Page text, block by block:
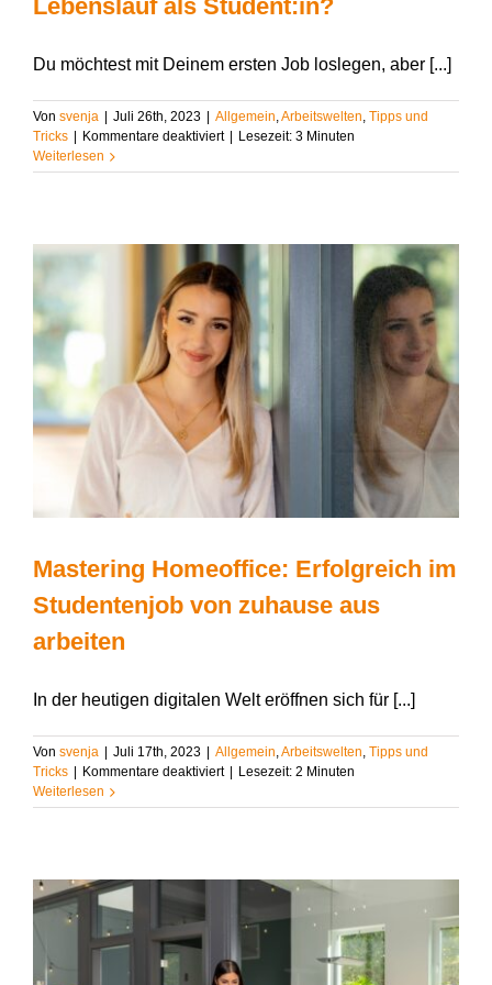
Lebenslauf als Student:in?
Du möchtest mit Deinem ersten Job loslegen, aber [...]
Von svenja Juli 26th, 2023 Allgemein,Arbeitswelten, Tipps und
Tricks
Kommentare deaktiviertfür
schreibt
Lebenslauf
als
Student:in?
Lesezeit: 3 Minuten
Weiterlesen
Mastering Homeoffice: Erfolgreich im
Studentenjob von zuhause aus
arbeiten
In der heutigen digitalen Welt eröffnen sich für [...]
Von svenja | Juli 17th, 2023 | Allgemein Arbeitswelten Tipps und
Tricks | Kommentare deaktiviertfür
Homeoffice:
aus
| Lesezeit: 2 Minuten
Weiterlesen